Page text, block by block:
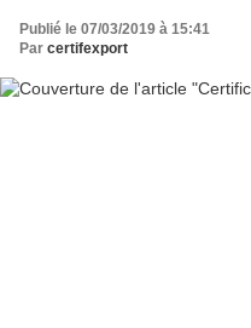
Publié le 07/03/2019 à 15:41
Par certifexport